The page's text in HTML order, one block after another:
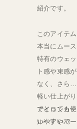
紹介です。
このアイテム
本当にムース
特有のウェッ
ト感や束感が
なく、さらに
軽い仕上がり
でとっても使
いやすいで
アイロンカー
ルヘアやパー